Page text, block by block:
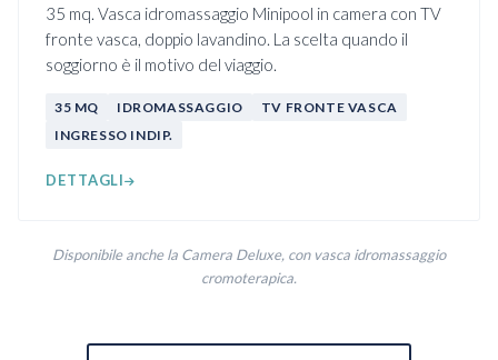
35 mq. Vasca idromassaggio Minipool in camera con TV
fronte vasca, doppio lavandino. La scelta quando il
soggiorno è il motivo del viaggio.
35 MQ IDROMASSAGGIO
TV FRONTE VASCA
INGRESSO INDIP.
DETTAGLI
Disponibile anche la Camera Deluxe, con vasca idromassaggio
cromoterapica.